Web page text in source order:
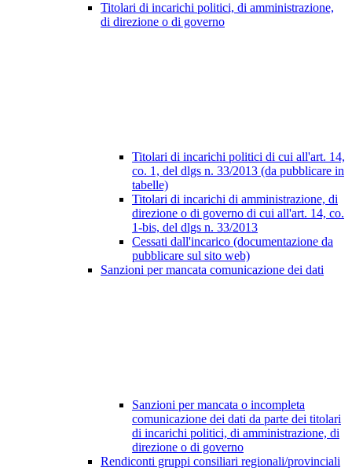
Titolari di incarichi politici, di amministrazione,
di direzione o di governo
Titolari di incarichi politici di cui all'art. 14,
co. 1, del dlgs n. 33/2013 (da pubblicare in
tabelle)
Titolari di incarichi di amministrazione, di
direzione o di governo di cui all'art. 14, co.
1-bis, del dlgs n. 33/2013
Cessati dall'incarico (documentazione da
pubblicare sul sito web)
Sanzioni per mancata comunicazione dei dati
Sanzioni per mancata o incompleta
comunicazione dei dati da parte dei titolari
di incarichi politici, di amministrazione, di
direzione o di governo
Rendiconti gruppi consiliari regionali/provinciali